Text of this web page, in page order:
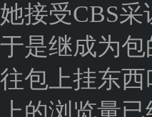
她接受CBS采
于是继成为
往包上挂东西
上的浏览量